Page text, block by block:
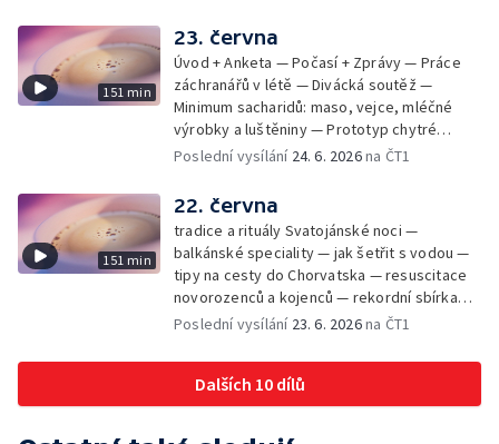
151 min
23. června
Úvod + Anketa — Počasí + Zprávy — Práce
záchranářů v létě — Divácká soutěž —
Minimum sacharidů: maso, vejce, mléčné
výrobky a luštěniny — Prototyp chytré
vložky do bot pro běžce — Anketa +
záchranářů v létě — Divácká soutěž —
Minimum sacharidů: maso, vejce, mléčné
výrobky a luštěniny — Jak se udržet v
kondici v létě bez posilovny — Prototyp
chytré vložky do bot pro běžce — Anketa +
aktuálně — Škola hrou — Upoutávka na další
vysílání — Počasí + Zprávy — Práce
Minimum sacharidů: maso, vejce, mléčné
výrobky a luštěniny — Mezinárodní folklórní
Poslední vysílání 24. 6. 2026na ČT1
151 min
22. června
tradice a rituály Svatojánské noci —
balkánské speciality — jak šetřit s vodou —
tipy na cesty do Chorvatska — resuscitace
novorozenců a kojenců — rekordní sbírka
velkých modelů aut — výroba šperků se
Poslední vysílání 23. 6. 2026na ČT1
Dalších 10 dílů